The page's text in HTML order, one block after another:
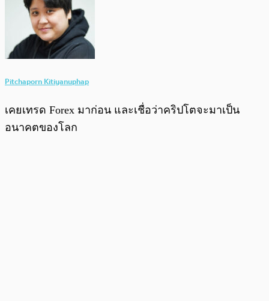
Pitchaporn Kitiyanuphap
เคยเทรด Forex มาก่อน และเชื่อว่าคริปโตจะมาเป็น
อนาคตของโลก